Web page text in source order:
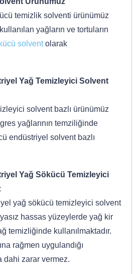
temizlik solventi ürünümüz
yağların ve tortuların
solventolarak
Yağ Temizleyici Solvent
solvent bazlı ürünümüz
yağlarının temziliğinde
endüstriyel solvent bazlı
Yağ Sökücü Temizleyici
yağ sökücü temizleyici solvent
hassas yüzeylerde yağ kir
temizliğinde kullanılmaktadır.
rağmen uygulandığı
dahi zarar vermez.